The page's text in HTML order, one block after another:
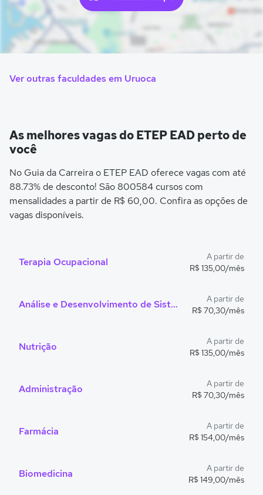
Ver outras faculdades em Uruoca
As melhores vagas do ETEP EAD perto de
você
No Guia da Carreira o ETEP EAD oferece vagas com até
88.73% de desconto! São 800584 cursos com
mensalidades a partir de R$ 60,00. Confira as opções de
vagas disponíveis.
Terapia Ocupacional
A partir de
R$ 135,00/mês
Análise e Desenvolvimento de Sistemas
A partir de
R$ 70,30/mês
Nutrição
A partir de
R$ 135,00/mês
Administração
A partir de
R$ 70,30/mês
Farmácia
A partir de
R$ 154,00/mês
Biomedicina
A partir de
R$ 149,00/mês